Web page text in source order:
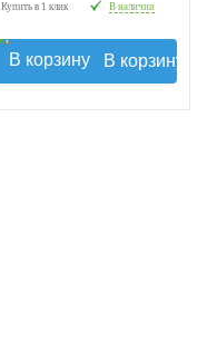
Купить в 1 клик В наличии
В корзину